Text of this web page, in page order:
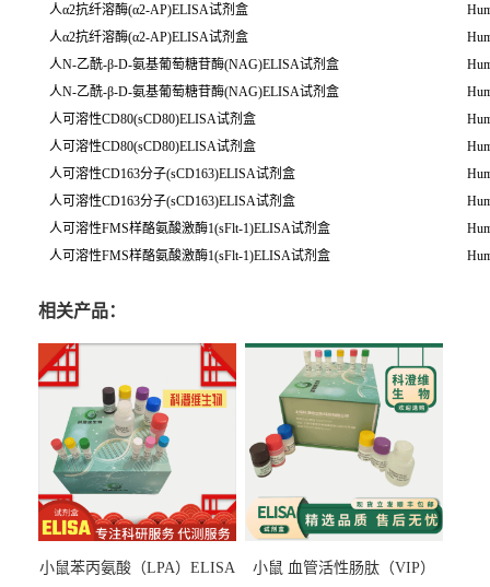
人α2抗纤溶酶(α2-AP)ELISA试剂盒
人α2抗纤溶酶(α2-AP)ELISA试剂盒
人N-乙酰-β-D-氨基葡萄糖苷酶(NAG)ELISA试剂盒
人N-乙酰-β-D-氨基葡萄糖苷酶(NAG)ELISA试剂盒
人可溶性CD80(sCD80)ELISA试剂盒
人可溶性CD80(sCD80)ELISA试剂盒
人可溶性CD163分子(sCD163)ELISA试剂盒
人可溶性CD163分子(sCD163)ELISA试剂盒
人可溶性FMS样酪氨酸激酶1(sFlt-1)ELISA试剂盒
人可溶性FMS样酪氨酸激酶1(sFlt-1)ELISA试剂盒
相关产品：
小鼠苯丙氨酸（LPA）ELISA
小鼠 血管活性肠肽（VIP）